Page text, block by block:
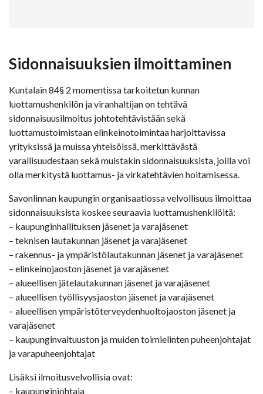
Sidonnaisuuksien ilmoittaminen
Kuntalain 84§ 2 momentissa tarkoitetun kunnan
luottamushenkilön ja viranhaltijan on tehtävä
sidonnaisuusilmoitus johtotehtävistään sekä
luottamustoimistaan elinkeinotoimintaa harjoittavissa
yrityksissä ja muissa yhteisöissä, merkittävästä
varallisuudestaan sekä muistakin sidonnaisuuksista, joilla voi
olla merkitystä luottamus- ja virkatehtävien hoitamisessa.
Savonlinnan kaupungin organisaatiossa velvollisuus ilmoittaa
sidonnaisuuksista koskee seuraavia luottamushenkilöitä:
– kaupunginhallituksen jäsenet ja varajäsenet
– teknisen lautakunnan jäsenet ja varajäsenet
– rakennus- ja ympäristölautakunnan jäsenet ja varajäsenet
– elinkeinojaoston jäsenet ja varajäsenet
– alueellisen jätelautakunnan jäsenet ja varajäsenet
– alueellisen työllisyysjaoston jäsenet ja varajäsenet
– alueellisen ympäristöterveydenhuoltojaoston jäsenet ja
varajäsenet
– kaupunginvaltuuston ja muiden toimielinten puheenjohtajat
ja varapuheenjohtajat
Lisäksi ilmoitusvelvollisia ovat:
– kaupunginjohtaja